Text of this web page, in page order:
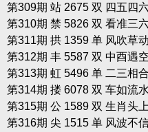
第309期 站 2675 双 四五四
第310期 禁 5826 双 看准三
第311期 拱 1359 单 风吹草
第312期 丰 5587 双 中酉遇
第313期 虹 5496 单 二三相
第314期 搂 6078 双 车如流
第315期 公 1589 双 生肖头
第316期 尖 1515 单 风波不